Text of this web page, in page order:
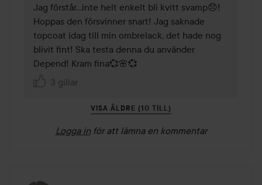
Jag förstår...inte helt enkelt bli kvitt svamp😞!
Hoppas den försvinner snart! Jag saknade
topcoat idag till min ombrelack, det hade nog
blivit fint! Ska testa denna du använder
Depend! Kram fina💞🌸💞
3 gillar
VISA ÄLDRE (10 TILL)
Logga in för att lämna en kommentar